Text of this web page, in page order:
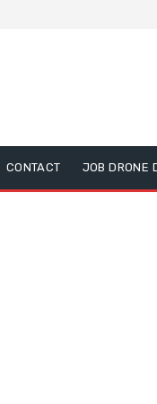
CONTACT JOB DRONE